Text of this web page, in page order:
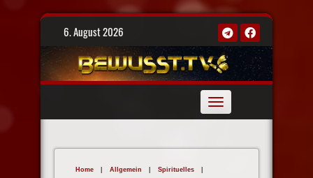
Skip
6. August 2026
Toggle
navigation
Home | Allgemein | Spirituelles
|